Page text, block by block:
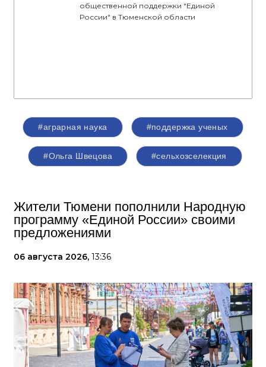
общественной поддержки "Единой
России" в Тюменской области
#аграрная наука #поддержка ученых
#Ольга Швецова #сельхозселекция
Жители Тюмени пополнили Народную
программу «Единой России» своими
предложениями
06 августа 2026, 13:36